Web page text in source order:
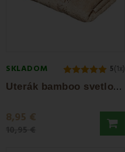
SKLADOM 5(1x)
U
terák bamboo svetlohnedý 50x100 cm EMI
8,95 €